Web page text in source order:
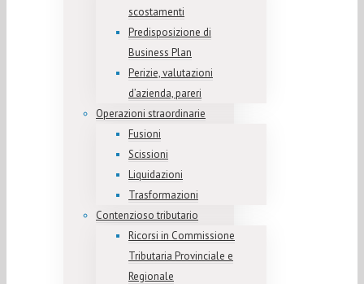
scostamenti
Predisposizione di
Business Plan
Perizie, valutazioni
d’azienda, pareri
Operazioni straordinarie
Fusioni
Scissioni
Liquidazioni
Trasformazioni
Contenzioso tributario
Ricorsi in Commissione
Tributaria Provinciale e
Regionale